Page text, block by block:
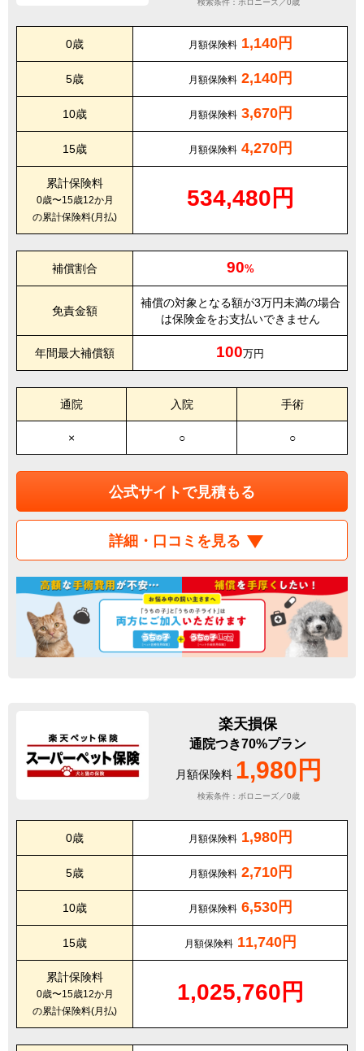
検索条件：ボロニーズ／0歳
0歳 月額保険料 1,140円
5歳 月額保険料 2,140円
10歳 月額保険料 3,670円
15歳 月額保険料 4,270円
累計保険料
0歳〜15歳12か月
の累計保険料(月払)
534,480円
補償割合 90%
免責金額
補償の対象となる額が3万円未満の場合
は保険金をお支払いできません
年間最大補償額 100万円
通院 入院 手術
× ○ ○
公式サイトで見積もる
詳細・口コミを見る
楽天損保
通院つき70%プラン
月額保険料 1,980円
検索条件：ボロニーズ／0歳
0歳 月額保険料 1,980円
5歳 月額保険料 2,710円
10歳 月額保険料 6,530円
15歳 月額保険料 11,740円
累計保険料
0歳〜15歳12か月
の累計保険料(月払)
1,025,760円